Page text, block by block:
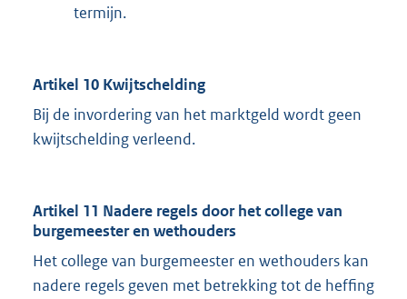
termijn.
Artikel 10 Kwijtschelding
Bij de invordering van het marktgeld wordt geen
kwijtschelding verleend.
Artikel 11 Nadere regels door het college van
burgemeester en wethouders
Het college van burgemeester en wethouders kan
nadere regels geven met betrekking tot de heffing